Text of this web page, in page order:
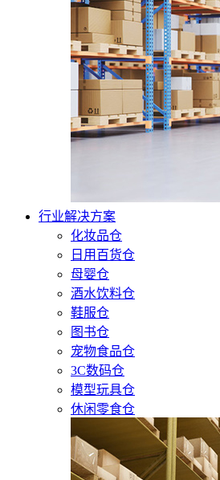
行业解决方案
化妆品仓
日用百货仓
母婴仓
酒水饮料仓
鞋服仓
图书仓
宠物食品仓
3C数码仓
模型玩具仓
休闲零食仓